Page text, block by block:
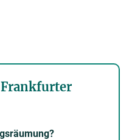
Frankfurter